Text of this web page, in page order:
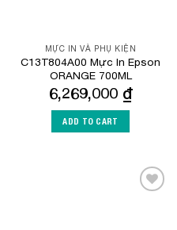
MỰC IN VÀ PHỤ KIỆN
C13T804A00 Mực In Epson
ORANGE 700ML
6,269,000 ₫
ADD TO CART